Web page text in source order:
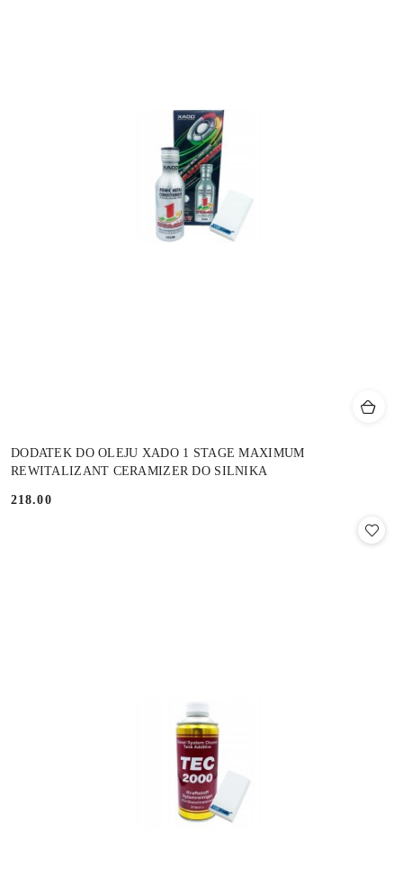
DODATEK DO OLEJU XADO 1 STAGE MAXIMUM
REWITALIZANT CERAMIZER DO SILNIKA
Cena:
218.00